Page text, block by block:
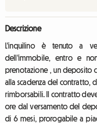
Descrizione
L'inquilino è tenuto a
dell'immobile, entro e
prenotazione , un deposito
alla scadenza del contratto,
rimborsabili. Il contratto
ore dal versamento del
di 6 mesi, prorogabile a